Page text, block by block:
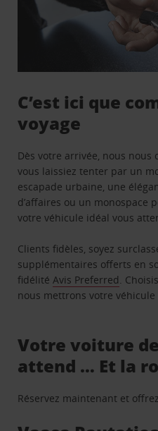
C’est ici que
voyage
Dès votre arrivée, nous nous
vous laissiez tenter par un
escapade urbaine, une
d’affaires ou un monospace
votre véhicule idéal vous
Clients fidèles, soyez
supplémentaires offerts en
fidélitéAvis Preferred.
nous mettrons votre
Votre voiture
attend … Et la
Réservez maintenant et